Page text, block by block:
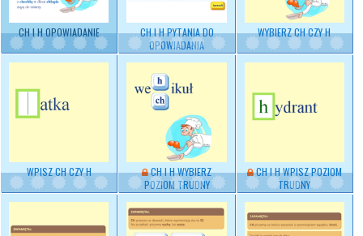
CH I H OPOWIADANIE
CH I H PYTANIA DO
OPOWIADANIA
WYBIERZCH CZY H
WPISZ CH CZY H
CH I H WYBIERZ
POZIOM TRUDNY
CH I H WPISZ POZIOM
TRUDNY